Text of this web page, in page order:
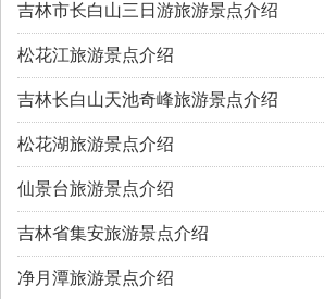
吉林市长白山三日游旅游景点介绍
松花江旅游景点介绍
吉林长白山天池奇峰旅游景点介绍
松花湖旅游景点介绍
仙景台旅游景点介绍
吉林省集安旅游景点介绍
净月潭旅游景点介绍